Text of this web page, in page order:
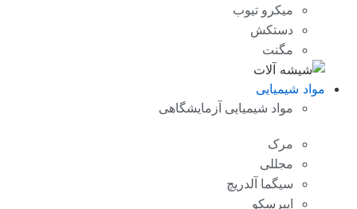
میکرو تیوب
دستکش
مگنت
مواد شیمیایی
مواد شیمیایی آزمایشگاهی
مرک
مجللی
سیگما آلدریچ
ایبرسکو